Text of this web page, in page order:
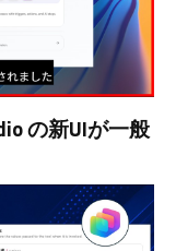
の新UIが一般